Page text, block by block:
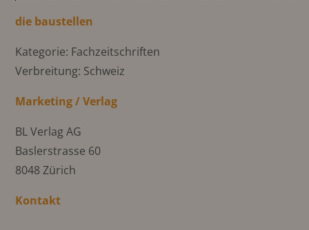
die baustellen
Kategorie: Fachzeitschriften
Verbreitung: Schweiz
Marketing / Verlag
BL Verlag AG
Baslerstrasse 60
8048 Zürich
Kontakt